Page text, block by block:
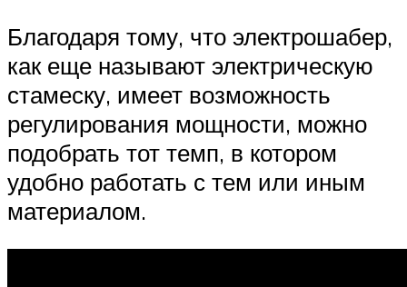
Благодаря тому, что электрошабер,
как еще называют электрическую
стамеску, имеет возможность
регулирования мощности, можно
подобрать тот темп, в котором
удобно работать с тем или иным
материалом.